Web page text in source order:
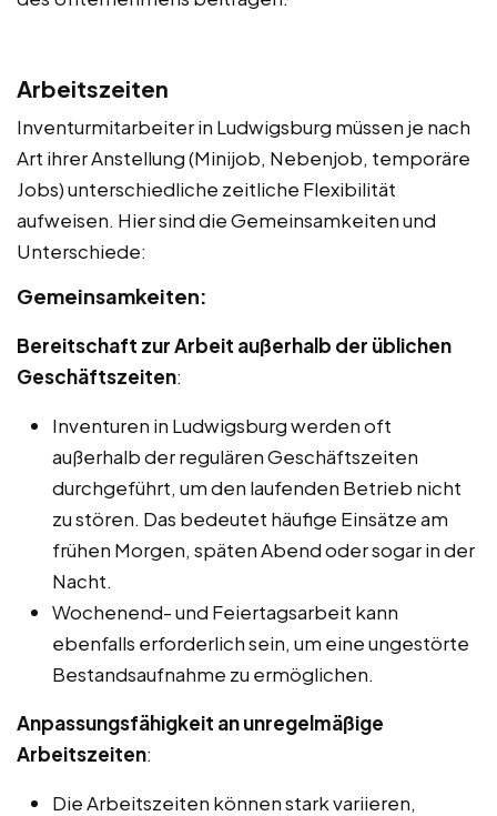
Arbeitszeiten
Inventurmitarbeiter in Ludwigsburg müssen je nach
Art ihrer Anstellung (Minijob, Nebenjob, temporäre
Jobs) unterschiedliche zeitliche Flexibilität
aufweisen. Hier sind die Gemeinsamkeiten und
Unterschiede:
Gemeinsamkeiten:
Bereitschaft zur Arbeit außerhalb der üblichen
Geschäftszeiten:
Inventuren in Ludwigsburg werden oft
außerhalb der regulären Geschäftszeiten
durchgeführt, um den laufenden Betrieb nicht
zu stören. Das bedeutet häufige Einsätze am
frühen Morgen, späten Abend oder sogar in der
Nacht.
Wochenend- und Feiertagsarbeit kann
ebenfalls erforderlich sein, um eine ungestörte
Bestandsaufnahme zu ermöglichen.
Anpassungsfähigkeit an unregelmäßige
Arbeitszeiten:
Die Arbeitszeiten können stark variieren,